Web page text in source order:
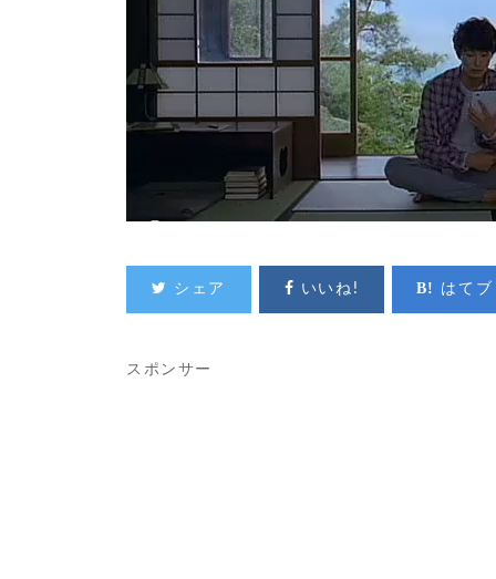
シェア いいね! はてブ
スポンサー